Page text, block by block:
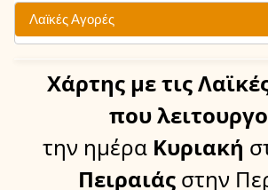
Λαϊκές Αγορές
Χάρτης με τις
που
την ημέρα Κυριακή
Πειραιάς στην